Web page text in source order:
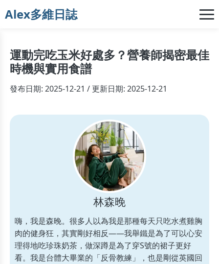
Alex多維日誌
運動完吃玉米好處多？營養師揭密最佳
時機與實用食譜
發布日期: 2025-12-21 / 更新日期: 2025-12-21
林森晚
嗨，我是森晚。很多人以為我是那種每天只吃水煮雞胸
肉的健身狂，其實剛好相反——我舉鐵是為了可以心安
理得地吃珍珠奶茶，做深蹲是為了穿S號的裙子更好
看。我是台體大畢業的「反骨教練」，也是剛從英國回